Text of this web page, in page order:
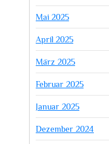
Mai 2025
April 2025
März 2025
Februar 2025
Januar 2025
Dezember 2024